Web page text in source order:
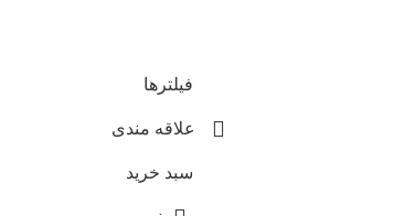
فیلترها
علاقه مندی
سبد خرید